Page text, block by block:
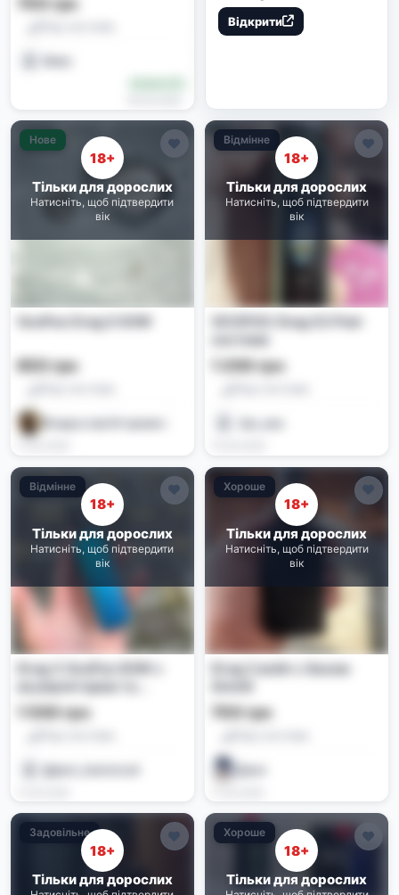
Відкрити
Нове
18+
Тільки для дорослих
Натисніть, щоб підтвердити
вік
VooPoo Drag S 60W
650 грн
Відмінне
18+
Тільки для дорослих
Натисніть, щоб підтвердити
вік
VOOPOO Drag S3 Pod-
1 200 грн
Відмінне
18+
Тільки для дорослих
Натисніть, щоб підтвердити
вік
Drag 3 VooPoo 80W з
випаровувачем
1 500 грн
@jack_hanmma4
Хороше
18+
Тільки для дорослих
Натисніть, щоб підтвердити
вік
Drag 2 вейп с баком
700 грн
Даня
Задовільне
18+
Тільки для дорослих
Хороше
18+
Тільки для дорослих